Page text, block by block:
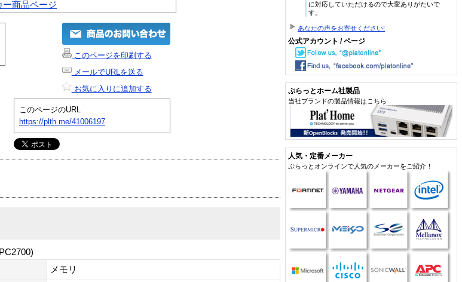
ー商品ページ
このページを印刷する
メールでURLを送る
お気に入りに追加する
このページのURL
https://plth.me/41006197
メモリ
に対応していただけるので大変ありがたいで
す。
あなたの声をお寄せください!
公式アカウント / ページ
ぷらっとホーム社製品
当社ブランドの製品情報はこちら
人気・定番メーカー
ぷらっとオンラインで人気のメーカーをご紹介！